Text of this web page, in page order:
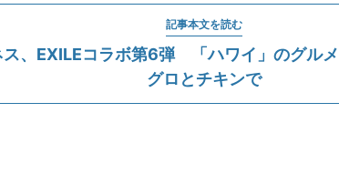
記事本文を読む
ス、EXILEコラボ第6弾 「ハワイ」のグル
グロとチキンで